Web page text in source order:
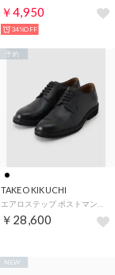
￥4,950
34%OFF
TAKEO KIKUCHI
￥28,600
予約
NEW